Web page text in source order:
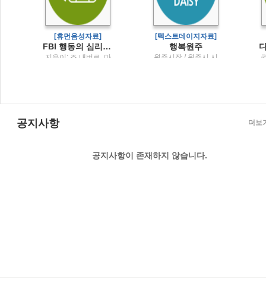
[휴먼음성자료]
FBI 행동의 심리학말보다 정직한 7가지 몸의 단서
지은이: 조 내버로, 마
[텍스트데이지자료]
행복원주
원주시장 / 원주시 시
공지사항
공지사항이 존재하지 않습니다.
더보